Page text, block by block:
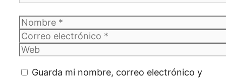
Nombre
Correo
electrónico
Web
Guarda mi nombre, correo electrónico y